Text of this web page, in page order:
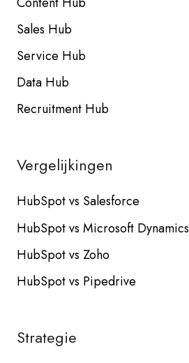
Sales Hub
Service Hub
Data Hub
Recruitment Hub
Vergelijkingen
HubSpot vs Salesforce
HubSpot vs Microsoft Dynamics
HubSpot vs Zoho
HubSpot vs Pipedrive
Strategie